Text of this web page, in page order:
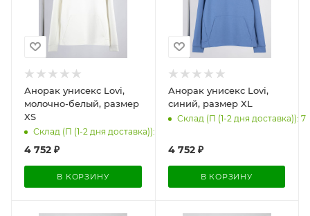
Анорак унисекс Lovi,
молочно-белый, размер
XS
Склад (П (1-2 дня доставка)): 17
4 752 ₽
В КОРЗИНУ
Анорак унисекс Lovi,
синий, размер XL
Склад (П (1-2 дня доставка)): 7
4 752₽
В КОРЗИНУ